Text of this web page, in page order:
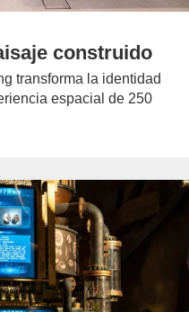
construido
transforma la identidad
espacial de 250